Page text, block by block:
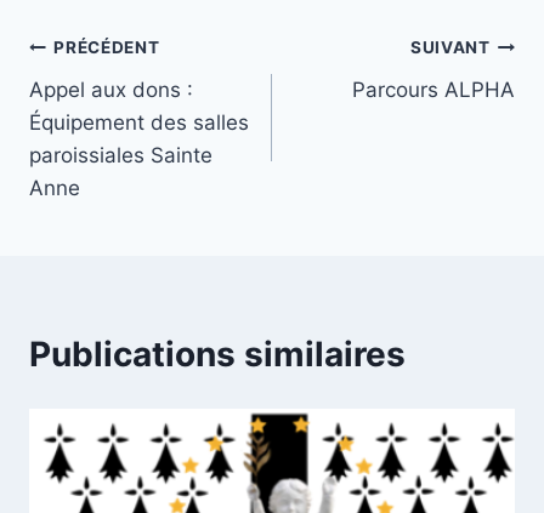
Navigation
de
l’article
PRÉCÉDENT
Appel aux dons :
Équipement des salles
paroissiales Sainte
Anne
SUIVANT
Parcours ALPHA
Publications similaires